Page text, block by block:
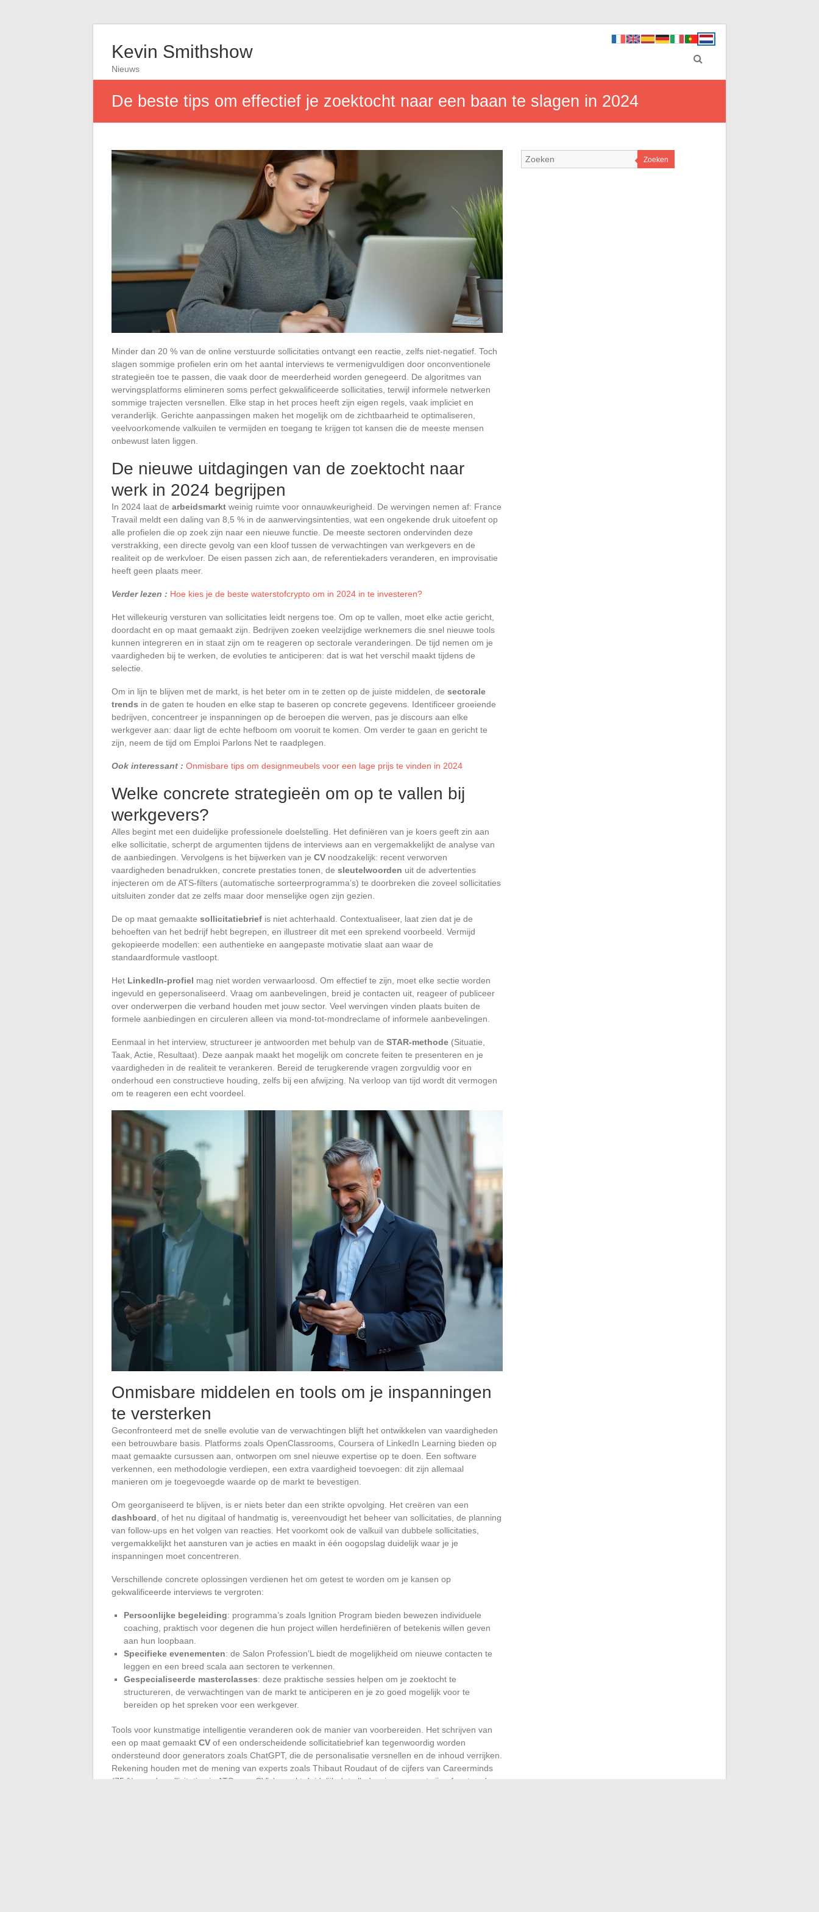
Kevin Smithshow
Nieuws
De beste tips om effectief je zoektocht naar een baan te slagen in 2024
Minder dan 20 % van de online verstuurde sollicitaties ontvangt een reactie, zelfs niet-negatief. Toch
slagen sommige profielen erin om het aantal interviews te vermenigvuldigen door onconventionele
strategieën toe te passen, die vaak door de meerderheid worden genegeerd. De algoritmes van
wervingsplatforms elimineren soms perfect gekwalificeerde sollicitaties, terwijl informele netwerken
sommige trajecten versnellen. Elke stap in het proces heeft zijn eigen regels, vaak impliciet en
veranderlijk. Gerichte aanpassingen maken het mogelijk om de zichtbaarheid te optimaliseren,
veelvoorkomende valkuilen te vermijden en toegang te krijgen tot kansen die de meeste mensen
onbewust laten liggen.
De nieuwe uitdagingen van de zoektocht naar
werk in 2024 begrijpen
In 2024 laat de arbeidsmarkt weinig ruimte voor onnauwkeurigheid. De wervingen nemen af: France
Travail meldt een daling van 8,5 % in de aanwervingsintenties, wat een ongekende druk uitoefent op
alle profielen die op zoek zijn naar een nieuwe functie. De meeste sectoren ondervinden deze
verstrakking, een directe gevolg van een kloof tussen de verwachtingen van werkgevers en de
realiteit op de werkvloer. De eisen passen zich aan, de referentiekaders veranderen, en improvisatie
heeft geen plaats meer.
Verder lezen : Hoe kies je de beste waterstofcrypto om in 2024 in te investeren?
Het willekeurig versturen van sollicitaties leidt nergens toe. Om op te vallen, moet elke actie gericht,
doordacht en op maat gemaakt zijn. Bedrijven zoeken veelzijdige werknemers die snel nieuwe tools
kunnen integreren en in staat zijn om te reageren op sectorale veranderingen. De tijd nemen om je
vaardigheden bij te werken, de evoluties te anticiperen: dat is wat het verschil maakt tijdens de
selectie.
Om in lijn te blijven met de markt, is het beter om in te zetten op de juiste middelen, de sectorale
trends in de gaten te houden en elke stap te baseren op concrete gegevens. Identificeer groeiende
bedrijven, concentreer je inspanningen op de beroepen die werven, pas je discours aan elke
werkgever aan: daar ligt de echte hefboom om vooruit te komen. Om verder te gaan en gericht te
zijn, neem de tijd om Emploi Parlons Net te raadplegen.
Ook interessant : Onmisbare tips om designmeubels voor een lage prijs te vinden in 2024
Welke concrete strategieën om op te vallen bij
werkgevers?
Alles begint met een duidelijke professionele doelstelling. Het definiëren van je koers geeft zin aan
elke sollicitatie, scherpt de argumenten tijdens de interviews aan en vergemakkelijkt de analyse van
de aanbiedingen. Vervolgens is het bijwerken van je CV noodzakelijk: recent verworven
vaardigheden benadrukken, concrete prestaties tonen, de sleutelwoorden uit de advertenties
injecteren om de ATS-filters (automatische sorteerprogramma’s) te doorbreken die zoveel sollicitaties
uitsluiten zonder dat ze zelfs maar door menselijke ogen zijn gezien.
De op maat gemaakte sollicitatiebrief is niet achterhaald. Contextualiseer, laat zien dat je de
behoeften van het bedrijf hebt begrepen, en illustreer dit met een sprekend voorbeeld. Vermijd
gekopieerde modellen: een authentieke en aangepaste motivatie slaat aan waar de
standaardformule vastloopt.
Het LinkedIn-profiel mag niet worden verwaarloosd. Om effectief te zijn, moet elke sectie worden
ingevuld en gepersonaliseerd. Vraag om aanbevelingen, breid je contacten uit, reageer of publiceer
over onderwerpen die verband houden met jouw sector. Veel wervingen vinden plaats buiten de
formele aanbiedingen en circuleren alleen via mond-tot-mondreclame of informele aanbevelingen.
Eenmaal in het interview, structureer je antwoorden met behulp van de STAR-methode (Situatie,
Taak, Actie, Resultaat). Deze aanpak maakt het mogelijk om concrete feiten te presenteren en je
vaardigheden in de realiteit te verankeren. Bereid de terugkerende vragen zorgvuldig voor en
onderhoud een constructieve houding, zelfs bij een afwijzing. Na verloop van tijd wordt dit vermogen
om te reageren een echt voordeel.
Onmisbare middelen en tools om je inspanningen
te versterken
Geconfronteerd met de snelle evolutie van de verwachtingen blijft het ontwikkelen van vaardigheden
een betrouwbare basis. Platforms zoals OpenClassrooms, Coursera of LinkedIn Learning bieden op
maat gemaakte cursussen aan, ontworpen om snel nieuwe expertise op te doen. Een software
verkennen, een methodologie verdiepen, een extra vaardigheid toevoegen: dit zijn allemaal
manieren om je toegevoegde waarde op de markt te bevestigen.
Om georganiseerd te blijven, is er niets beter dan een strikte opvolging. Het creëren van een
dashboard , of het nu digitaal of handmatig is, vereenvoudigt het beheer van sollicitaties, de planning
van follow-ups en het volgen van reacties. Het voorkomt ook de valkuil van dubbele sollicitaties,
vergemakkelijkt het aansturen van je acties en maakt in één oogopslag duidelijk waar je je
inspanningen moet concentreren.
Verschillende concrete oplossingen verdienen het om getest te worden om je kansen op
gekwalificeerde interviews te vergroten:
Persoonlijke begeleiding: programma’s zoals Ignition Program bieden bewezen individuele
coaching, praktisch voor degenen die hun project willen herdefiniëren of betekenis willen geven
aan hun loopbaan.
Specifieke evenementen: de Salon Profession’L biedt de mogelijkheid om nieuwe contacten te
leggen en een breed scala aan sectoren te verkennen.
Gespecialiseerde masterclasses: deze praktische sessies helpen om je zoektocht te
structureren, de verwachtingen van de markt te anticiperen en je zo goed mogelijk voor te
bereiden op het spreken voor een werkgever.
Tools voor kunstmatige intelligentie veranderen ook de manier van voorbereiden. Het schrijven van
een op maat gemaakt CV of een onderscheidende sollicitatiebrief kan tegenwoordig worden
ondersteund door generators zoals ChatGPT, die de personalisatie versnellen en de inhoud verrijken.
Rekening houden met de mening van experts zoals Thibaut Roudaut of de cijfers van Careerminds
(75 % van de sollicitaties in ATS voor CV’s) maakt duidelijk dat elk dossier nu moet zijn afgestemd om
Zoeken